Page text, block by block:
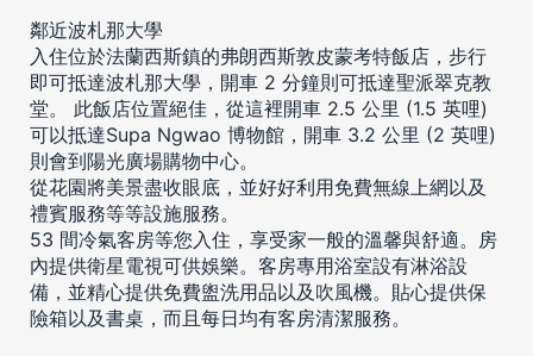
鄰近波札那大學
入住位於法蘭西斯鎮的弗朗西斯敦皮蒙考特飯店，步行
即可抵達波札那大學，開車 2 分鐘則可抵達聖派翠克教
堂。 此飯店位置絕佳，從這裡開車 2.5 公里 (1.5 英哩)
可以抵達Supa Ngwao 博物館，開車 3.2 公里 (2 英哩)
則會到陽光廣場購物中心。
從花園將美景盡收眼底，並好好利用免費無線上網以及
禮賓服務等等設施服務。
53 間冷氣客房等您入住，享受家一般的溫馨與舒適。房
內提供衛星電視可供娛樂。客房專用浴室設有淋浴設
備，並精心提供免費盥洗用品以及吹風機。貼心提供保
險箱以及書桌，而且每日均有客房清潔服務。